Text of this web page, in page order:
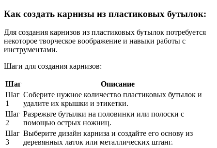
Как создать карнизы из пластиковых бутылок:
Для создания карнизов из пластиковых бутылок потребуется
некоторое творческое воображение и навыки работы с
инструментами.
Шаги для создания карнизов:
Шаг
Описание
Шаг
1
Соберите нужное количество пластиковых бутылок и
удалите их крышки и этикетки.
Шаг
2
Разрежьте бутылки на половинки или полоски с
помощью острых ножниц.
Шаг
3
Выберите дизайн карниза и создайте его основу из
деревянных латок или металлических штанг.